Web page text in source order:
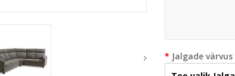
Jalgade värvus